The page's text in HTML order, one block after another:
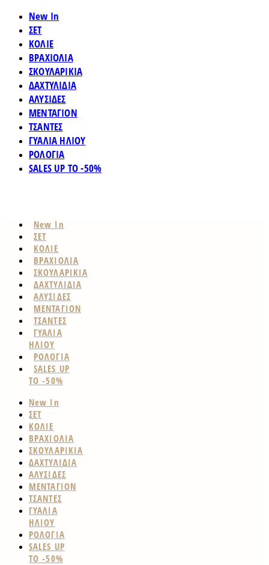
New In
ΣΕΤ
ΚΟΛΙΕ
ΒΡΑΧΙΟΛΙΑ
ΣΚΟΥΛΑΡΙΚΙΑ
ΔΑΧΤΥΛΙΔΙΑ
ΑΛΥΣΙΔΕΣ
ΜΕΝΤΑΓΙΟΝ
ΤΣΑΝΤΕΣ
ΓΥΑΛΙΑ ΗΛΙΟΥ
ΡΟΛΟΓΙΑ
SALES UP TO -50%
New In
ΣΕΤ
ΚΟΛΙΕ
ΒΡΑΧΙΟΛΙΑ
ΣΚΟΥΛΑΡΙΚΙΑ
ΔΑΧΤΥΛΙΔΙΑ
ΑΛΥΣΙΔΕΣ
ΜΕΝΤΑΓΙΟΝ
ΤΣΑΝΤΕΣ
ΓΥΑΛΙΑ
ΗΛΙΟΥ
ΡΟΛΟΓΙΑ
SALES UP
TO -50%
New In
ΣΕΤ
ΚΟΛΙΕ
ΒΡΑΧΙΟΛΙΑ
ΣΚΟΥΛΑΡΙΚΙΑ
ΔΑΧΤΥΛΙΔΙΑ
ΑΛΥΣΙΔΕΣ
ΜΕΝΤΑΓΙΟΝ
ΤΣΑΝΤΕΣ
ΓΥΑΛΙΑ
ΗΛΙΟΥ
ΡΟΛΟΓΙΑ
SALES UP
TO -50%